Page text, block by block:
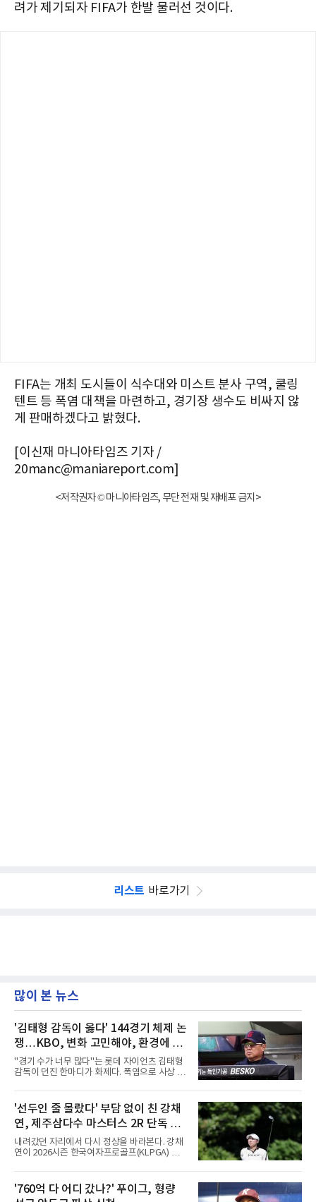
려가 제기되자 FIFA가 한발 물러선 것이다.
FIFA는 개최 도시들이 식수대와 미스트 분사 구역, 쿨링
텐트 등 폭염 대책을 마련하고, 경기장 생수도 비싸지 않
게 판매하겠다고 밝혔다.
[이신재 마니아타임즈 기자 /
20manc@maniareport.com]
<저작권자 © 마니아타임즈, 무단 전재 및 재배포 금지>
리스트 바로가기
많이 본 뉴스
'김태형 감독이 옳다' 144경기 체제 논
쟁…KBO, 변화 고민해야, 환경에 맞
는 경기 수가 바람직
"경기 수가 너무 많다"는 롯데 자이언츠 김태형
감독이 던진 한마디가 화제다. 폭염으로 사상 초
독은 단순히 더위를 이야기하지 않았다. 우천,
폭염, 부상 등 변수가 늘어나는 현실에서 현재
팀당 144경기 체제가 과연 지속 가능한지 질문
을 던졌다.물론 144경기가 세계적으로 특별히
많은 숫자는 아니다. 메이저리그는 팀당 162경
기, 일본프로야구도 143~144경기를 치른다. 숫
자만 놓고 보면 KBO가 유난히 혹사 구조라고 말
비교하기 어려울 정도로 폭염이 길어지고 강해
지고 있다. 여기에 장마, 이
'선두인 줄 몰랐다' 부담 없이 친 강채
연, 제주삼다수 마스터스 2R 단독 선
두
내려갔던 자리에서 다시 정상을 바라본다. 강채
연이 2026시즌 한국여자프로골프(KLPGA) 투어
억 원, 우승상금 1억8000만 원) 2라운드에서 단
독 선두로 도약했다.강채연은 7일 제주도 서귀
포의 테디밸리 골프앤리조트(파72)에서 열린 2
'760억 다 어디 갔나?' 푸이그, 형량